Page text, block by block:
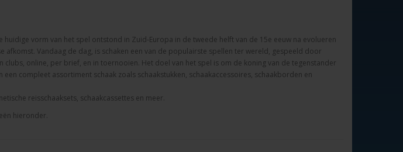
huidige vorm van het spel ontstond in Zuid-Europa in de tweede helft van de 15e eeuw na evolueren
afkomst. Vandaag de dag, is schaken een van de populairste spellen ter wereld, gespeeld door
clubs, online, per brief, en in toernooien. Het doel van het spel is om de koning van de tegenstander
een compleet assortiment schaakzoals schaakstukken, schaakaccessoires, schaakborden en
reisschaaksets, schaakcassettes en meer.
hieronder.